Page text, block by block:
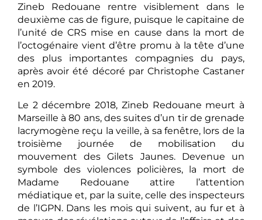
Zineb Redouane rentre visiblement dans le
deuxième cas de figure, puisque le capitaine de
l’unité de CRS mise en cause dans la mort de
l’octogénaire vient d’être promu à la tête d’une
des plus importantes compagnies du pays,
après avoir été décoré par Christophe Castaner
en 2019.
Le 2 décembre 2018, Zineb Redouane meurt à
Marseille à 80 ans, des suites d’un tir de grenade
lacrymogène reçu la veille, à sa fenêtre, lors de la
troisième journée de mobilisation du
mouvement des Gilets Jaunes. Devenue un
symbole des violences policières, la mort de
Madame Redouane attire l’attention
médiatique et, par la suite, celle des inspecteurs
de l’IGPN. Dans les mois qui suivent, au fur et à